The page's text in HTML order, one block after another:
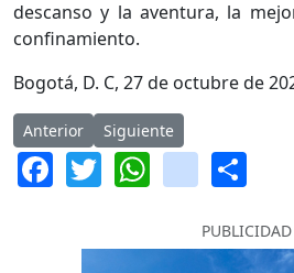
descanso y la aventura, la
confinamiento.
Bogotá, D. C, 27 de octubre de
Artículo anterior: Congreso le abrió
Anterior Artículo siguiente:
Siguiente
Facebook
Twitter
PUBLICIDAD